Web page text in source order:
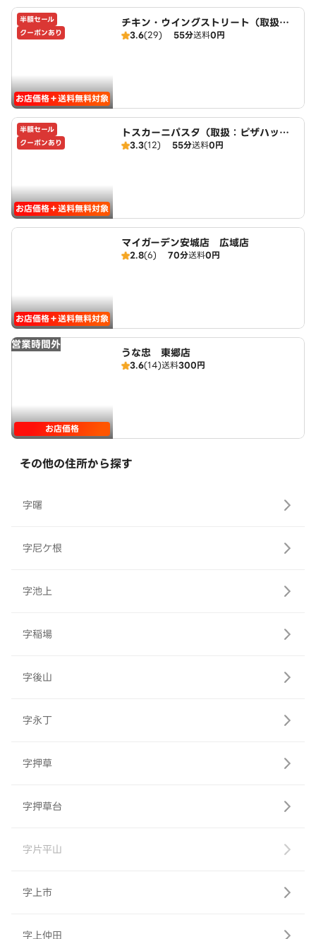
半額セール
クーポンあり
お店価格＋送料無料対象
チキン・ウイングストリート（取扱：
ピザハット三好店）
3.6(29) 55分送料0円
半額セール
クーポンあり
お店価格＋送料無料対象
トスカーニパスタ（取扱：ピザハット
三好店）
3.3(12) 55分送料0円
お店価格＋送料無料対象
マイガーデン安城店 広域店
2.8(6) 70分送料0円
営業時間外
お店価格
うな忠 東郷店
3.6(14)送料300円
その他の住所から探す
字曙
字尼ケ根
字池上
字稲場
字後山
字永丁
字押草
字押草台
字片平山
字上市
字上仲田